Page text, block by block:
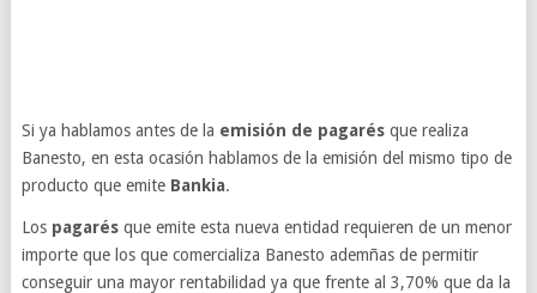
Si ya hablamos antes de la emisión de pagarés que realiza
Banesto, en esta ocasión hablamos de la emisión del mismo tipo de
producto que emiteBankia.
Lospagarésque emite esta nueva entidad requieren de un menor
importe que los que comercializa Banesto ademñas de permitir
conseguir una mayor rentabilidad ya que frente al 3,70% que da la